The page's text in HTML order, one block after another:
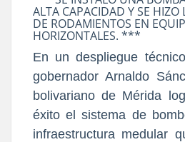
ALTA CAPACIDAD Y SE HIZO
DE RODAMIENTOS EN
HORIZONTALES. ***
En un despliegue
gobernador Arnaldo
bolivariano de Mérida
éxito el sistema de
infraestructura medular